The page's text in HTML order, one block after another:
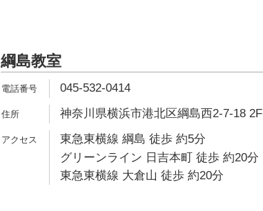
綱島教室
045-532-0414
神奈川県横浜市港北区綱島西2-7-18 2F
東急東横線 綱島 徒歩 約5分
グリーンライン 日吉本町 徒歩 約20分
東急東横線 大倉山 徒歩 約20分